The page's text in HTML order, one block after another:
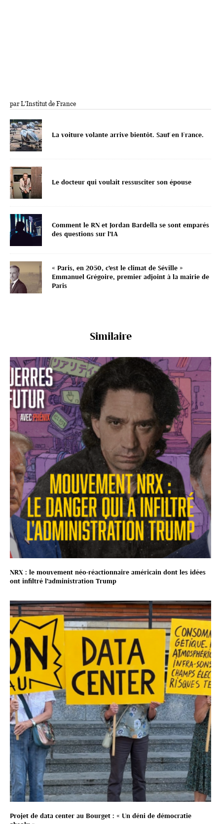
par L'Institut de France
La voiture volante arrive bientôt. Sauf en France.
Le docteur qui voulait ressusciter son épouse
Comment le RN et Jordan Bardella se sont emparés
des questions sur l’IA
« Paris, en 2050, c’est le climat de Séville »
Emmanuel Grégoire, premier adjoint à la mairie de
Paris
Similaire
NRX : le mouvement néo-réactionnaire américain dont les idées
ont infiltré l’administration Trump
Projet de data center au Bourget : « Un déni de démocratie